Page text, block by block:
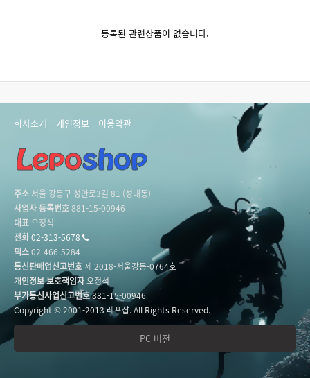
등록된 관련상품이 없습니다.
회사소개 개인정보 이용약관
주소 서울 강동구 성안로3길 81 (성내동)
사업자 등록번호881-15-00946
대표오정석
전화02-313-5678
팩스02-466-5284
통신판매업신고번호제 2018-서울강동-0764호
개인정보 보호책임자오정석
부가통신사업신고번호881-15-00946
Copyright © 2001-2013 레포샵. All Rights Reserved.
PC 버전